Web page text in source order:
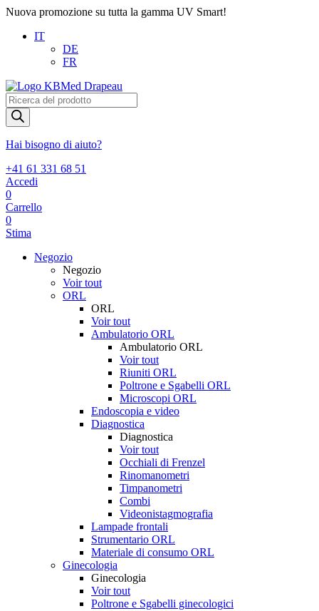
Nuova promozione su tutta la gamma UV Smart!
IT
DE
FR
Products
search
Hai bisogno di aiuto?
+41 61 331 68 51
Accedi
0
Carrello
0
Stima
Negozio
Negozio
Voir tout
ORL
ORL
Voir tout
Ambulatorio ORL
Ambulatorio ORL
Voir tout
Riuniti ORL
Poltrone e Sgabelli ORL
Microscopi ORL
Endoscopia e video
Diagnostica
Diagnostica
Voir tout
Occhiali di Frenzel
Rinomanometri
Timpanometri
Combi
Videonistagmografia
Lampade frontali
Strumentario ORL
Materiale di consumo ORL
Ginecologia
Ginecologia
Voir tout
Poltrone e Sgabelli ginecologici